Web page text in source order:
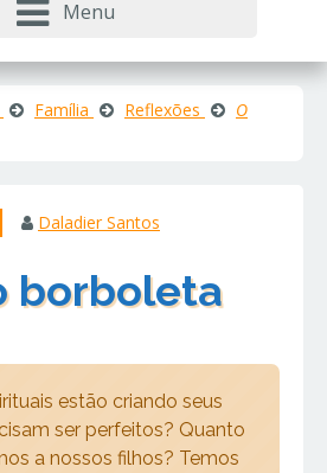
Menu
Família Reflexões
O
Daladier Santos
borboleta
estão criando seus
ser perfeitos? Quanto
a nossos filhos? Temos